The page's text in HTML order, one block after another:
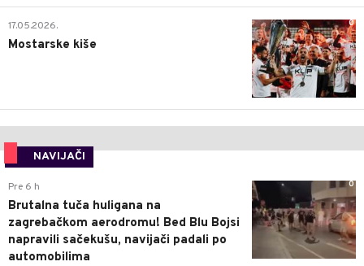
0
17.05.2026.
Mostarske kiše
NAVIJAČI
0
Pre 6 h
Brutalna tuča huligana na
zagrebačkom aerodromu! Bed Blu Bojsi
napravili sačekušu, navijači padali po
automobilima